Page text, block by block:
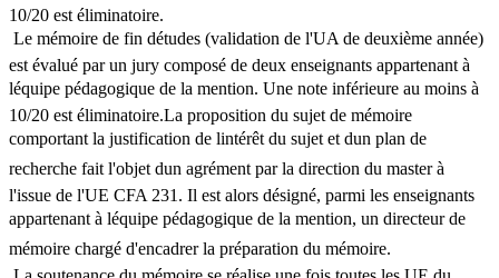
10/20 est éliminatoire.
Le mémoire de fin détudes (validation de l'UA de deuxième année)
est évalué par un jury composé de deux enseignants appartenant à
léquipe pédagogique de la mention. Une note inférieure au moins à
10/20 est éliminatoire.La proposition du sujet de mémoire
comportant la justification de lintérêt du sujet et dun plan de
recherche fait l'objet dun agrément par la direction du master à
l'issue de l'UE CFA 231. Il est alors désigné, parmi les enseignants
appartenant à léquipe pédagogique de la mention, un directeur de
mémoire chargé d'encadrer la préparation du mémoire.